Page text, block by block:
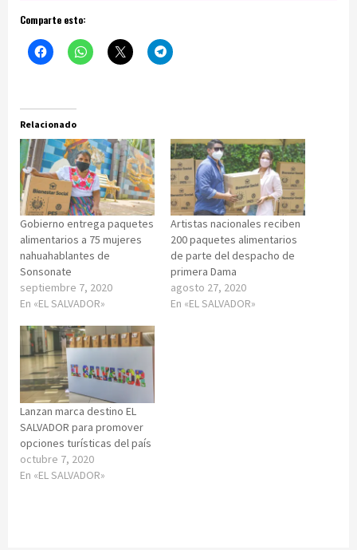
Comparte esto:
Relacionado
Gobierno entrega paquetes
alimentarios a 75 mujeres
nahuahablantes de
Sonsonate
septiembre 7, 2020
En «EL SALVADOR»
Artistas nacionales reciben
200 paquetes alimentarios
de parte del despacho de
primera Dama
agosto 27, 2020
En «EL SALVADOR»
Lanzan marca destino EL
SALVADOR para promover
opciones turísticas del país
octubre 7, 2020
En «EL SALVADOR»